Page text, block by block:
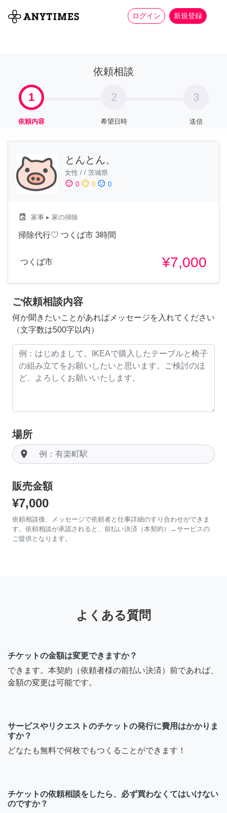
ログイン 新規登録
全て 家事 more_horiz
依頼相談
1
依頼内容
2
希望日時
3
送信
とんとん、
女性 / / 茨城県
sentiment_satisfied 0 sentiment_neutral 0 sentiment_dissatisfied 0
local_laundry_service 家事 ▸ 家の掃除
掃除代行♡ つくば市 3時間
つくば市 ¥7,000
ご依頼相談内容
何か聞きたいことがあればメッセージを入れてください
（文字数は500字以内）
場所
room
販売金額
¥7,000
依頼相談後、メッセージで依頼者と仕事詳細のすり合わせができま
す。依頼相談が承認されると、前払い決済（本契約）→サービスの
ご提供となります。
よくある質問
チケットの金額は変更できますか？
できます。本契約（依頼者様の前払い決済）前であれば、
金額の変更は可能です。
サービスやリクエストのチケットの発行に費用はかかりま
すか？
どなたも無料で何枚でもつくることができます！
チケットの依頼相談をしたら、必ず買わなくてはいけない
のですか？